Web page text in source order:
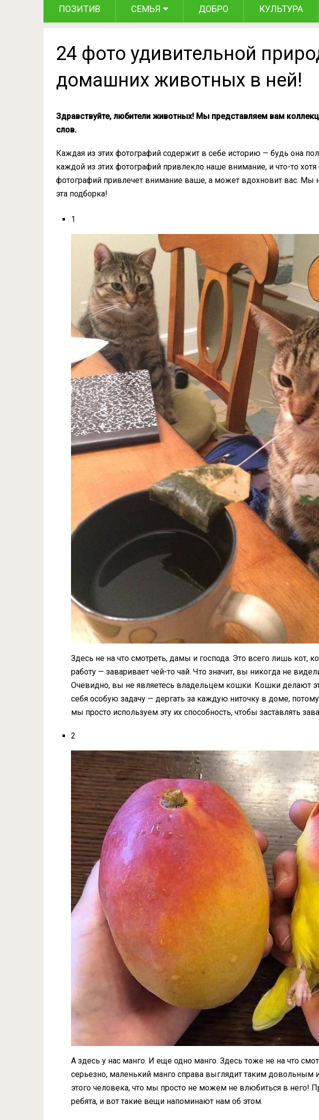
ПОЗИТИВ СЕМЬЯ ДОБРО КУЛЬТУРА
24 фото удивительной
домашних животных в ней!
Здравствуйте, любители животных! Мы представляем вам
слов.
Каждая из этих фотографий содержит в себе историю — будь она
каждой из этих фотографий привлекло наше внимание, и что-то
фотографий привлечет внимание ваше, а может вдохновит вас. Мы
эта подборка!
1
Здесь не на что смотреть, дамы и господа. Это всего лишь кот,
работу — заваривает чей-то чай. Что значит, вы никогда не
Очевидно, вы не являетесь владельцем кошки. Кошки делают
себя особую задачу — дергать за каждую ниточку в доме,
мы просто используем эту их способность, чтобы заставлять
2
А здесь у нас манго. И еще одно манго. Здесь тоже не на что
серьезно, маленький манго справа выглядит таким довольным
этого человека, что мы просто не можем не влюбиться в него!
ребята, и вот такие вещи напоминают нам об этом.